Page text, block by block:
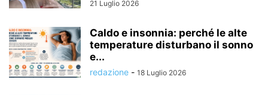
21 Luglio 2026
Caldo e insonnia: perché le alte
temperature disturbano il sonno
e...
redazione - 18 Luglio 2026